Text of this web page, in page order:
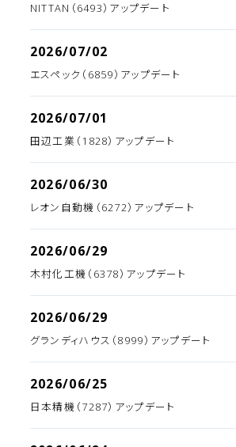
NITTAN（6493）アップデート
2026/07/02
エスペック（6859）アップデート
2026/07/01
田辺工業（1828）アップデート
2026/06/30
レオン自動機（6272）アップデート
2026/06/29
木村化工機（6378）アップデート
2026/06/29
グランディハウス（8999）アップデート
2026/06/25
日本精機（7287）アップデート